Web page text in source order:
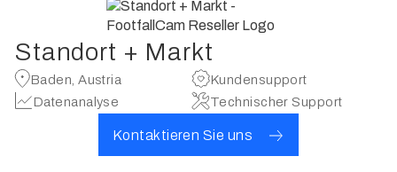
Standort + Markt
Baden, Austria
Kundensupport
Datenanalyse
Technischer Support
Kontaktieren Sie uns